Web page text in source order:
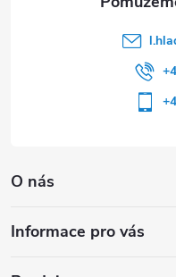
O nás
Informace pro vás